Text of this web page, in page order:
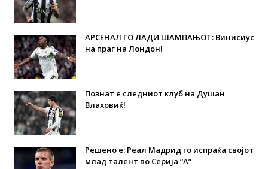
АРСЕНАЛ ГО ЛАДИ ШАМПАЊОТ: Винисиус
на праг на Лондон!
Познат е следниот клуб на Душан
Влаховиќ!
Решено е: Реал Мадрид го испраќа својот
млад талент во Серија “А”